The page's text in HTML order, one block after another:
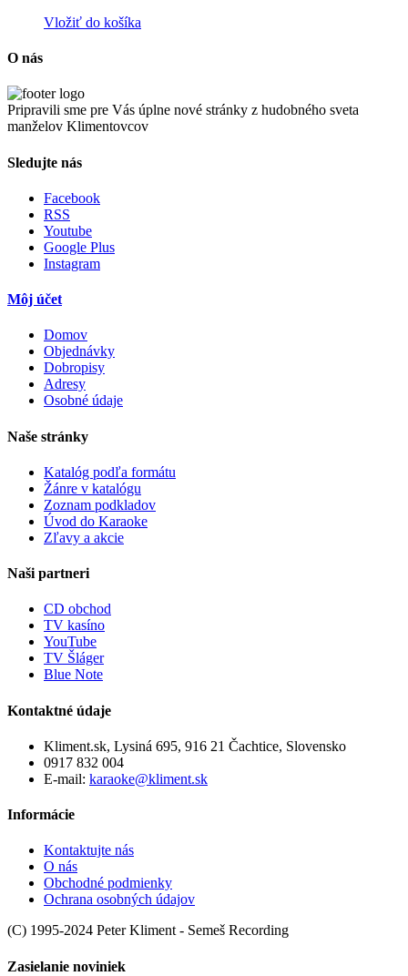
Vložiť do košíka
O nás
Pripravili sme pre Vás úplne nové stránky z hudobného sveta
manželov Klimentovcov
Sledujte nás
Facebook
RSS
Youtube
Google Plus
Instagram
Môj účet
Domov
Objednávky
Dobropisy
Adresy
Osobné údaje
Naše stránky
Katalóg podľa formátu
Žánre v katalógu
Zoznam podkladov
Úvod do Karaoke
Zľavy a akcie
Naši partneri
CD obchod
TV kasíno
YouTube
TV Šláger
Blue Note
Kontaktné údaje
Kliment.sk, Lysiná 695, 916 21 Čachtice, Slovensko
0917 832 004
E-mail: karaoke@kliment.sk
Informácie
Kontaktujte nás
O nás
Obchodné podmienky
Ochrana osobných údajov
(C) 1995-2024 Peter Kliment - Semeš Recording
Zasielanie noviniek